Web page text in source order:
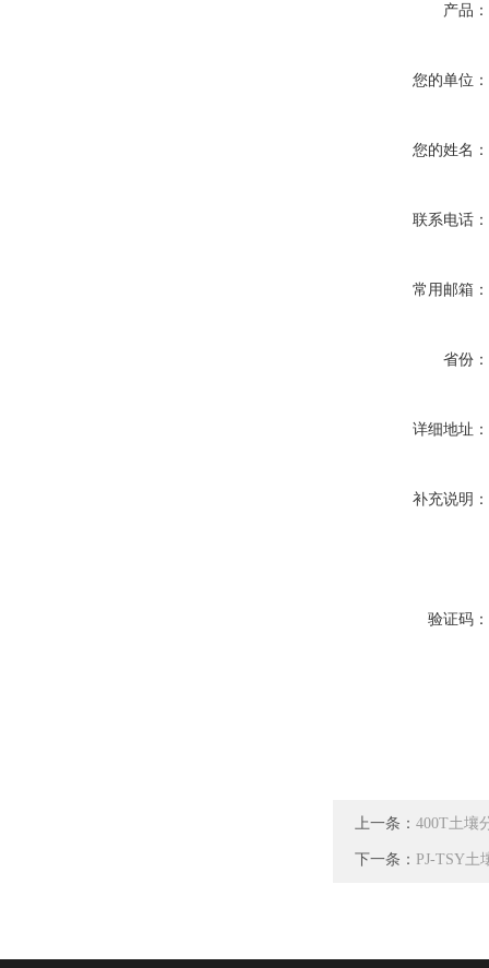
产品：
您的单位：
您的姓名：
联系电话：
常用邮箱：
省份：
详细地址：
补充说明：
验证码：
上一条： 400T土壤
下一条： PJ-TSY土